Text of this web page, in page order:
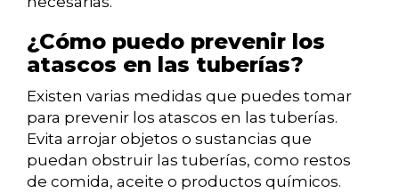
¿Cómo puedo prevenir los
atascos en las tuberías?
Existen varias medidas que puedes tomar
para prevenir los atascos en las tuberías.
Evita arrojar objetos o sustancias que
puedan obstruir las tuberías, como restos
de comida, aceite o productos químicos.